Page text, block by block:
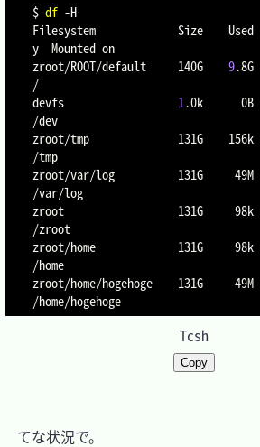
$ df -H
Filesystem             Size    Used
y  Mounted on
zroot/ROOT/default     140G 9
/
devfs 1.0k
/dev
zroot/tmp              131G
/tmp
zroot/var/log          131G
/var/log
zroot                  131G
/zroot
zroot/home             131G
/home
zroot/home/hogehoge    131G
Tcsh
Copy
てな状況で。